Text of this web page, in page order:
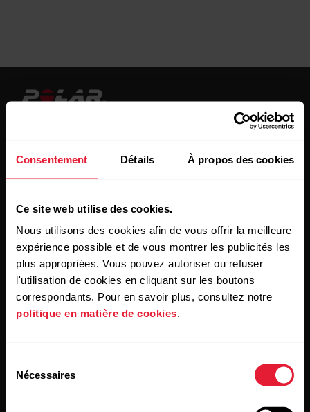
Consentement Détails À propos des cookies
Ce site web utilise des cookies.
Nous utilisons des cookies afin de vous offrir la meilleure
expérience possible et de vous montrer les publicités les
plus appropriées. Vous pouvez autoriser ou refuser
l'utilisation de cookies en cliquant sur les boutons
correspondants. Pour en savoir plus, consultez notre
politique en matière de cookies.
Nécessaires
Restez au courant !
Inscrivez-vous à notre newsletter bimensuelle pour
recevoir nos actualités directement dans votre boîte mail.
des e-mails de Polar et confirmez avoir lu notre
Déclaration
de confidentialité.